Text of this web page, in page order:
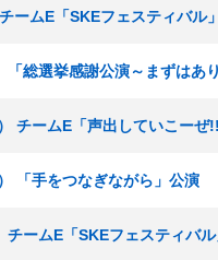
ームE「SKEフェスティバル
総選挙感謝公演～まずはあ
チームE「声出していこー
「手をつなぎながら」公演
チームE「SKEフェスティバ